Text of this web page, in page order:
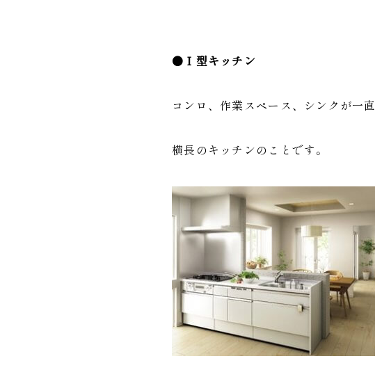
●Ｉ型キッチン
コンロ、作業スペース、シンクが一
横長のキッチンのことです。